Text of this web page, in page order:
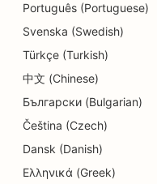
Português (Portuguese)
Svenska (Swedish)
Türkçe (Turkish)
中文 (Chinese)
Български (Bulgarian)
Čeština (Czech)
Dansk (Danish)
Ελληνικά (Greek)